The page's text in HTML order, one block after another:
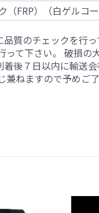
（FRP）（白ゲルコ
質のチェックを行
って下さい。 破損の
後７日以内に輸送
兼ねますので予めご